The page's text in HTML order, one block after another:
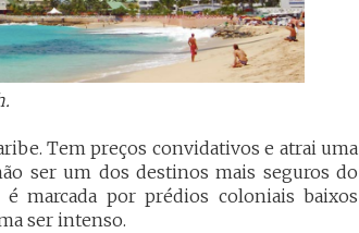
Tem preços convidativos e atrai uma
ser um dos destinos mais seguros do
marcada por prédios coloniais baixos
ser intenso.